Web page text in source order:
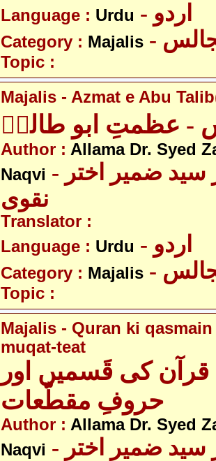
Language : Urdu - اردو
Category : Majalis
Topic :
Majalis - Azmat e Abu
- عظمتِ ابو طالبؑ
Author : Allama Dr. Syed
Naqvi - علامہ ڈاکٹر سید ضمیر اختر
نقوی
Translator :
Language : Urdu - اردو
Category : Majalis
Topic :
Majalis - Quran ki
muqat-teat
کی قَسمیں اور
حروفِ مقطّعات
Author : Allama Dr. Syed
Naqvi - علامہ ڈاکٹر سید ضمیر اختر